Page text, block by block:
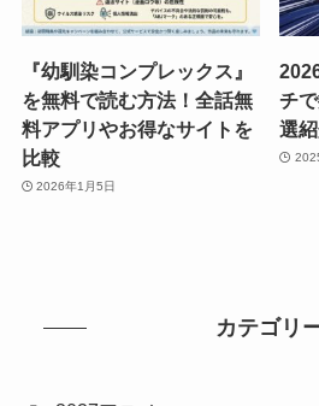
『幼馴染コンプレックス』
を無料で読む方法！全話無
料アプリやお得なサイトを
比較
2026年1月5日
チ
選
カテゴリ